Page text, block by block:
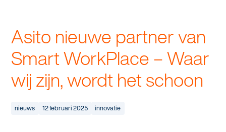
Suggesties
werken bij asito
one go - werk beter samen met one go
co2-uitstoot rapportage 2023
op weg naar volledig circulair in 2030 met
Dagelijkse schoonmaak
Interieurreiniging
Vloerreiniging
sectoren
In de buurt
Industrie
wij zijn Asito
Wij zijn Asito
Asito nieuwe partner van
Smart WorkPlace – Waar
wij zijn, wordt het schoon
nieuws 12 februari 2025 innovatie